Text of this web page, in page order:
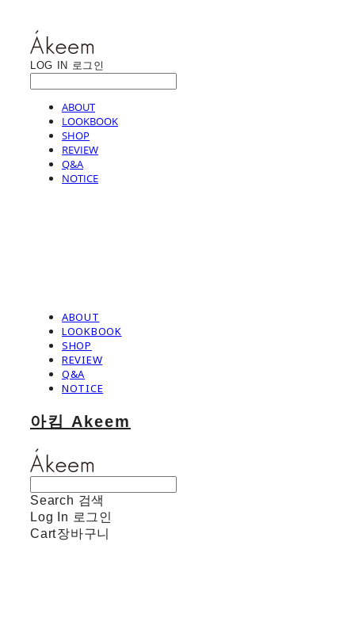
LOG IN 로그인
ABOUT
LOOKBOOK
SHOP
REVIEW
Q&A
NOTICE
ABOUT
LOOKBOOK
SHOP
REVIEW
Q&A
NOTICE
아킴 Akeem
Search 검색
Log In 로그인
Cart장바구니